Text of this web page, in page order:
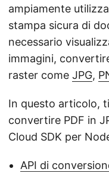
ampiamente
stampa sicura di
necessario
immagini,
raster come JPG,
In questo articolo,
convertire PDF in
Cloud SDK per
API di